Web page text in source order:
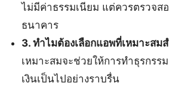
ไม่มีค่าธรรมเนียม แต่ควรตรวจส
ธนาคาร
3. ทำไมต้องเลือกแอพที่เหมาะสม
เหมาะสมจะช่วยให้การทำธุรกรร
เงินเป็นไปอย่างราบรื่น